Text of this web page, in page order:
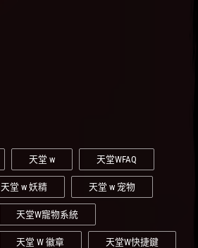
天堂 w 天堂WFAQ
天堂 w 妖精 天堂 w 宠物
天堂W寵物系統
天堂 W 徽章 天堂W快捷鍵